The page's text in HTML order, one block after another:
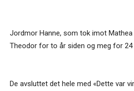
Jordmor Hanne, som tok imot
Theodor for to år siden og meg for 24
De avsluttet det hele med «Dette var